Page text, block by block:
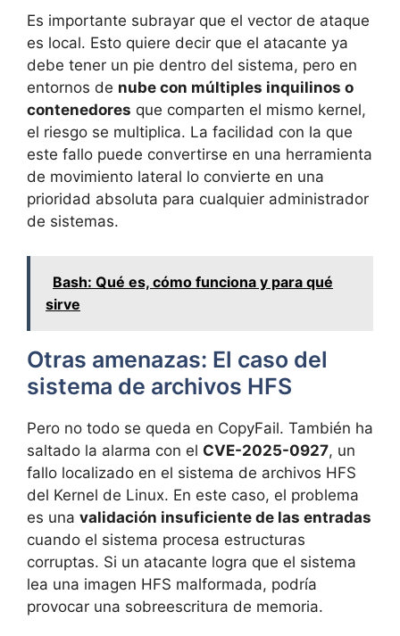
Es importante subrayar que el vector de ataque
es local. Esto quiere decir que el atacante ya
debe tener un pie dentro del sistema, pero en
entornos de nube con múltiples inquilinos o
contenedores que comparten el mismo kernel,
el riesgo se multiplica. La facilidad con la que
este fallo puede convertirse en una herramienta
de movimiento lateral lo convierte en una
prioridad absoluta para cualquier administrador
de sistemas.
Bash: Qué es, cómo funciona y para qué
sirve
Otras amenazas: El caso del
sistema de archivos HFS
Pero no todo se queda en CopyFail. También ha
saltado la alarma con el CVE-2025-0927, un
fallo localizado en el sistema de archivos HFS
del Kernel de Linux. En este caso, el problema
es una validación insuficiente de las entradas
cuando el sistema procesa estructuras
corruptas. Si un atacante logra que el sistema
lea una imagen HFS malformada, podría
provocar una sobreescritura de memoria.